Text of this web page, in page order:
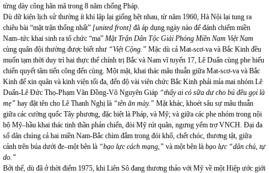
từng dày công hãn mã trong 8 năm chống Pháp.
Dù dữ kiện lịch sử thường ít khi lập lại giống hệt nhau, từ năm 1960, Hà Nội lại tung ra
chiêu bài “mặt trận thống nhất” [united front] đã áp dụng ngày nào để đánh chiếm miền
Nam–tức khai sinh ra tổ chức “ma” Mặt Trận Dân Tộc Giải Phóng Miền Nam Việt Nam
cùng quân đội thường được biết như “Việt Cộng.” Mặc dù cả Mat-scơ-va và Bắc Kinh đều
muốn tạm thời duy trì hai thực thể chính trị Bắc và Nam vĩ tuyến 17, Lê Duẩn cùng phe hiếu
chiến quyết tâm tiến công đến cùng. Một mặt, khai thác mâu thuẫn giữa Mat-scơ-va và Bắc
Kinh để xin quân và kinh viện tối đa, đến độ vài viên chức Bắc Kinh phải mỉa mai nhóm Lê
Duẩn-Lê Đức Thọ-Phạm Văn Đồng-Võ Nguyên Giáp “thấy ai có sữa dư cho bú đều gọi là
mẹ” hay đặt tên cho Lê Thanh Nghị là “tên ăn mày.” Mặt khác, khoét sâu sự mâu thuẫn
giữa các cường quốc Tây phương, đặc biệt là Pháp, và Mỹ; và giữa các phe nhóm trong nội
bộ Mỹ–hầu khai thác tinh thần phản chiến, đòi Mỹ rút quân, ngưng yểm trợ VNCH. Đại đa
số dân chúng cả hai miền Nam-Bắc chìm đắm trong đói khổ, chết chóc, thương tật, giữa
cảnh trên búa dưới đe–một bên là “bạo lực cách mạng,” và một bên là bạo lực “dân chủ, tự
do.”
Bởi thế, dù đã ở thời điểm 1975, khi Liên Sô đang thương thảo với Mỹ về một Hiệp ước giới